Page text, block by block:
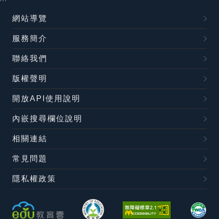
網站導覽
服務簡介
聯絡我們
版權聲明
開放API使用說明
內嵌搜尋欄位說明
相關連結
常見問題
隱私權政策